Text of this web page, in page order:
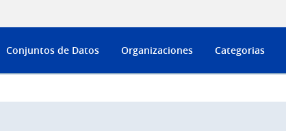
Conjuntos de Datos Organizaciones Categorias